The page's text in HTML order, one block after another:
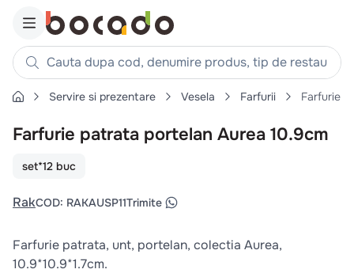
Cauta dupa cod, denumire produs, tip de restaurant,
Căutări populare
1. cartofi
piept pui
4. chifle
6. coaste
Servire si prezentare Vesela Farfurii Farfurie
Farfurie patrata portelan Aurea 10.9cm
set*12 buc
RakCOD: RAKAUSP11Trimite
Farfurie patrata, unt, portelan, colectia Aurea,
10.9*10.9*1.7cm.